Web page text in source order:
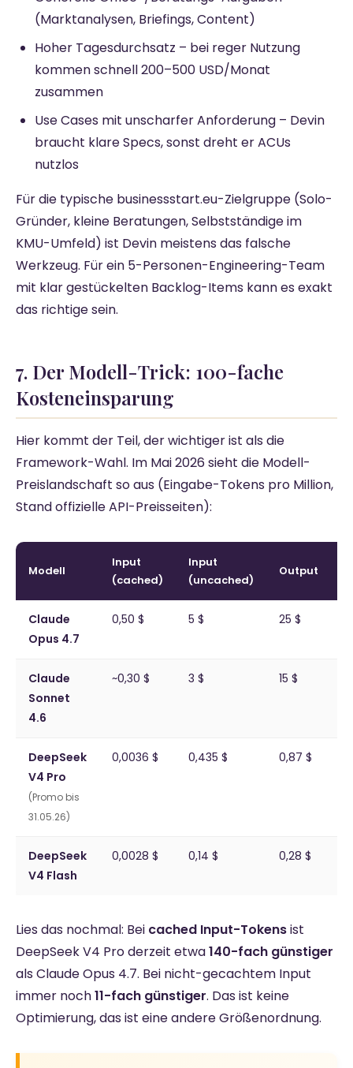
(Marktanalysen, Briefings, Content)
Hoher Tagesdurchsatz – bei reger Nutzung
kommen schnell 200–500 USD/Monat
zusammen
Use Cases mit unscharfer Anforderung – Devin
braucht klare Specs, sonst dreht er ACUs
nutzlos
Für die typische businessstart.eu-Zielgruppe (Solo-
Gründer, kleine Beratungen, Selbstständige im
KMU-Umfeld) ist Devin meistens das falsche
Werkzeug. Für ein 5-Personen-Engineering-Team
mit klar gestückelten Backlog-Items kann es exakt
das richtige sein.
7. Der Modell-Trick: 100-fache
Kosteneinsparung
Hier kommt der Teil, der wichtiger ist als die
Framework-Wahl. Im Mai 2026 sieht die Modell-
Preislandschaft so aus (Eingabe-Tokens pro Million,
Stand offizielle API-Preisseiten):
Modell
Input
(cached)
Input
(uncached)
Output
Claude
Opus 4.7
0,50 $ 5 $ 25 $
Claude
Sonnet
4.6
~0,30 $ 3 $ 15 $
DeepSeek
V4 Pro
(Promo bis
31.05.26)
0,0036 $ 0,435 $ 0,87 $
DeepSeek
V4 Flash
0,0028 $ 0,14 $ 0,28 $
Lies das nochmal: Bei cached Input-Tokensist
DeepSeek V4 Pro derzeit etwa140-fach günstiger
als Claude Opus 4.7. Bei nicht-gecachtem Input
immer noch11-fach günstiger. Das ist keine
Optimierung, das ist eine andere Größenordnung.